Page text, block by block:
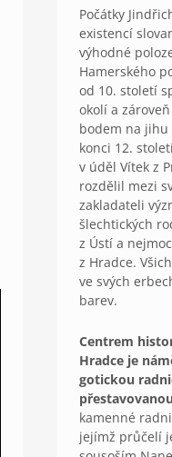
Počátky
existencí
výhodné
Hamerského
od 10. století
okolí a
bodem na jihu
konci 12.
v úděl Vítek z
rozdělil mezi
zakladateli
šlechtických
z Ústí a
z Hradce.
ve svých
barev.
Centrem
Hradce je
gotickou
přestavovanou
kamenné
jejímž průčelí